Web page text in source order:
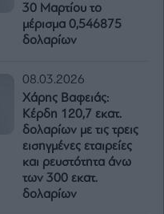
30 Μαρτίου το
μέρισμα 0,546875
δολαρίων
08.03.2026
Χάρης Βαφειάς:
Κέρδη 120,7 εκατ.
δολαρίων με τις τρεις
εισηγμένες εταιρείες
και ρευστότητα άνω
των 300 εκατ.
δολαρίων